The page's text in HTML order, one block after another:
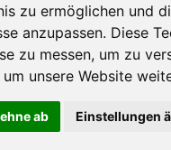
zu ermöglichen und
anzupassen. Diese
zu messen, um zu
unsere Website
ab Einstellungen
использование cookies.
Facebook
Twitter
YouTube